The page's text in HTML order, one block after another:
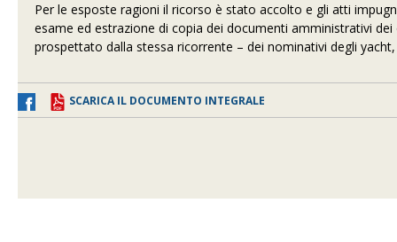
Per le esposte ragioni il ricorso è stato accolto e gli atti
esame ed estrazione di copia dei documenti amministrativi
prospettato dalla stessa ricorrente – dei nominativi degli
SCARICA IL DOCUMENTO INTEGRALE